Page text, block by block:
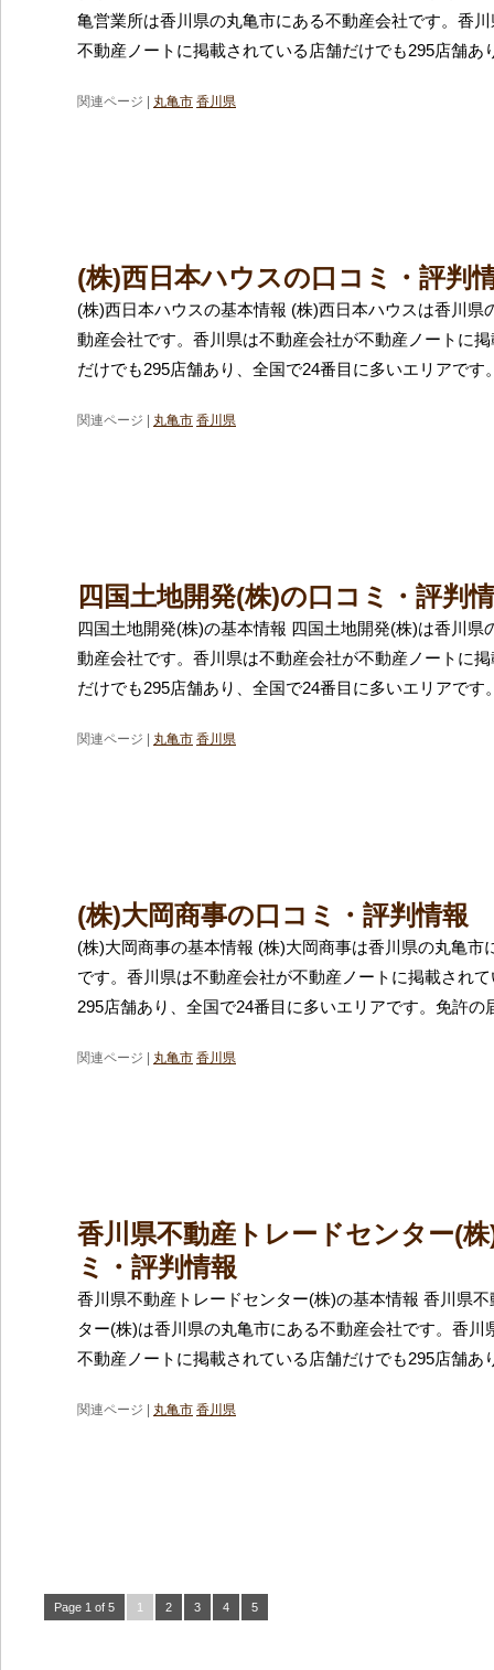
亀営業所は香川県の丸亀市にある不動産会社です。香
不動産ノートに掲載されている店舗だけでも295店舗あ
関連ページ | 丸亀市 香川県
(株)西日本ハウスの口コミ・評判
(株)西日本ハウスの基本情報 (株)西日本ハウスは香川県
動産会社です。香川県は不動産会社が不動産ノートに
だけでも295店舗あり、全国で24番目に多いエリアです
関連ページ | 丸亀市 香川県
四国土地開発(株)の口コミ・評判
四国土地開発(株)の基本情報 四国土地開発(株)は香川県
動産会社です。香川県は不動産会社が不動産ノートに
だけでも295店舗あり、全国で24番目に多いエリアです
関連ページ | 丸亀市 香川県
(株)大岡商事の口コミ・評判情報
(株)大岡商事の基本情報 (株)大岡商事は香川県の丸亀市
です。香川県は不動産会社が不動産ノートに掲載され
295店舗あり、全国で24番目に多いエリアです。免許の
関連ページ | 丸亀市 香川県
香川県不動産トレードセンター(
ミ・評判情報
香川県不動産トレードセンター(株)の基本情報 香川県
ター(株)は香川県の丸亀市にある不動産会社です。香川
不動産ノートに掲載されている店舗だけでも295店舗あ
関連ページ | 丸亀市 香川県
Page 1 of 5 1 2 3 4 5